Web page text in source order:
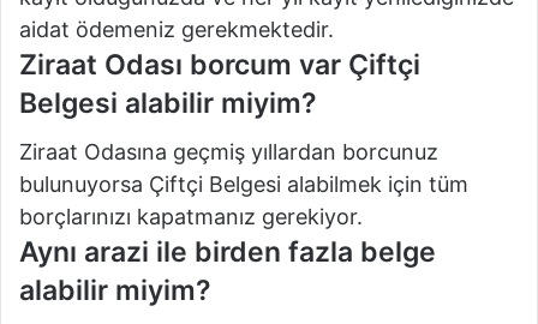
aidat ödemeniz gerekmektedir.
Ziraat Odası borcum var Çiftçi
Belgesi alabilir miyim?
Ziraat Odasına geçmiş yıllardan borcunuz
bulunuyorsa Çiftçi Belgesi alabilmek için tüm
borçlarınızı kapatmanız gerekiyor.
Aynı arazi ile birden fazla belge
alabilir miyim?